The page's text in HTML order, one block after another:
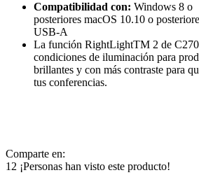
Compatibilidad con: Windows 8 o
posteriores macOS 10.10 o
USB-A
La función RightLightTM 2 de C270
condiciones de iluminación para
brillantes y con más contraste para
tus conferencias.
Comparte en:
12 ¡Personas han visto este producto!